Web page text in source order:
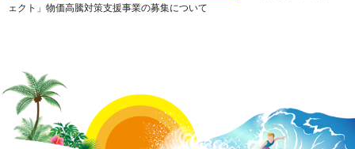
ェクト」物価高騰対策支援事業の募集について